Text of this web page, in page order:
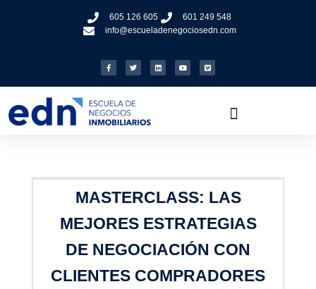
605 126 605
601 249 548
info@escueladenegociosedn.com
MASTERCLASS: LAS
MEJORES ESTRATEGIAS
DE NEGOCIACIÓN CON
CLIENTES COMPRADORES